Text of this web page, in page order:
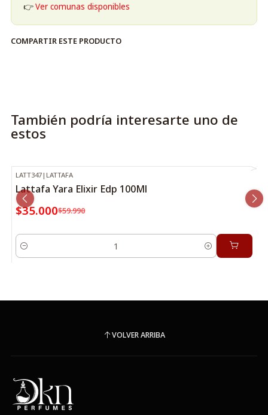
👉Ver comunas disponibles
COMPARTIR ESTE PRODUCTO
También podría interesarte uno de
estos
-42% OFF
LATT347 | LATTAFA
Lattafa Yara Elixir Edp 100Ml
$35.000$59.990
Cantidad
VOLVER ARRIBA